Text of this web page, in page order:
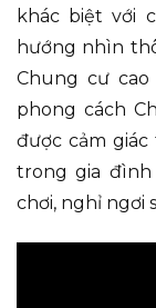
khác biệt với
hướng nhìn
Chung cư
phong cách
được cảm
trong gia
chơi, nghỉ ngơi